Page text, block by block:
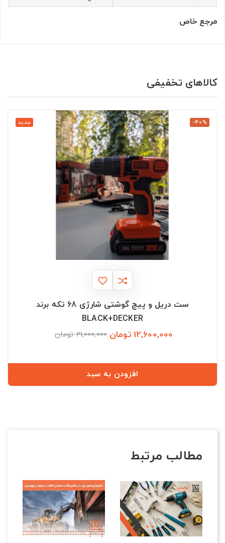
مرجع خاص
کالاهای تخفیفی
جدید ‎−40%
ست دریل و پیچ گوشتی شارژی 68 تکه برند
BLACK+DECKER
12,600,000 تومان 21,000,000 تومان
افزودن به سبد
مطالب مرتبط